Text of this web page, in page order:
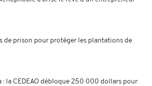
de prison pour protéger les plantations de
: la CEDEAO débloque 250 000 dollars pour